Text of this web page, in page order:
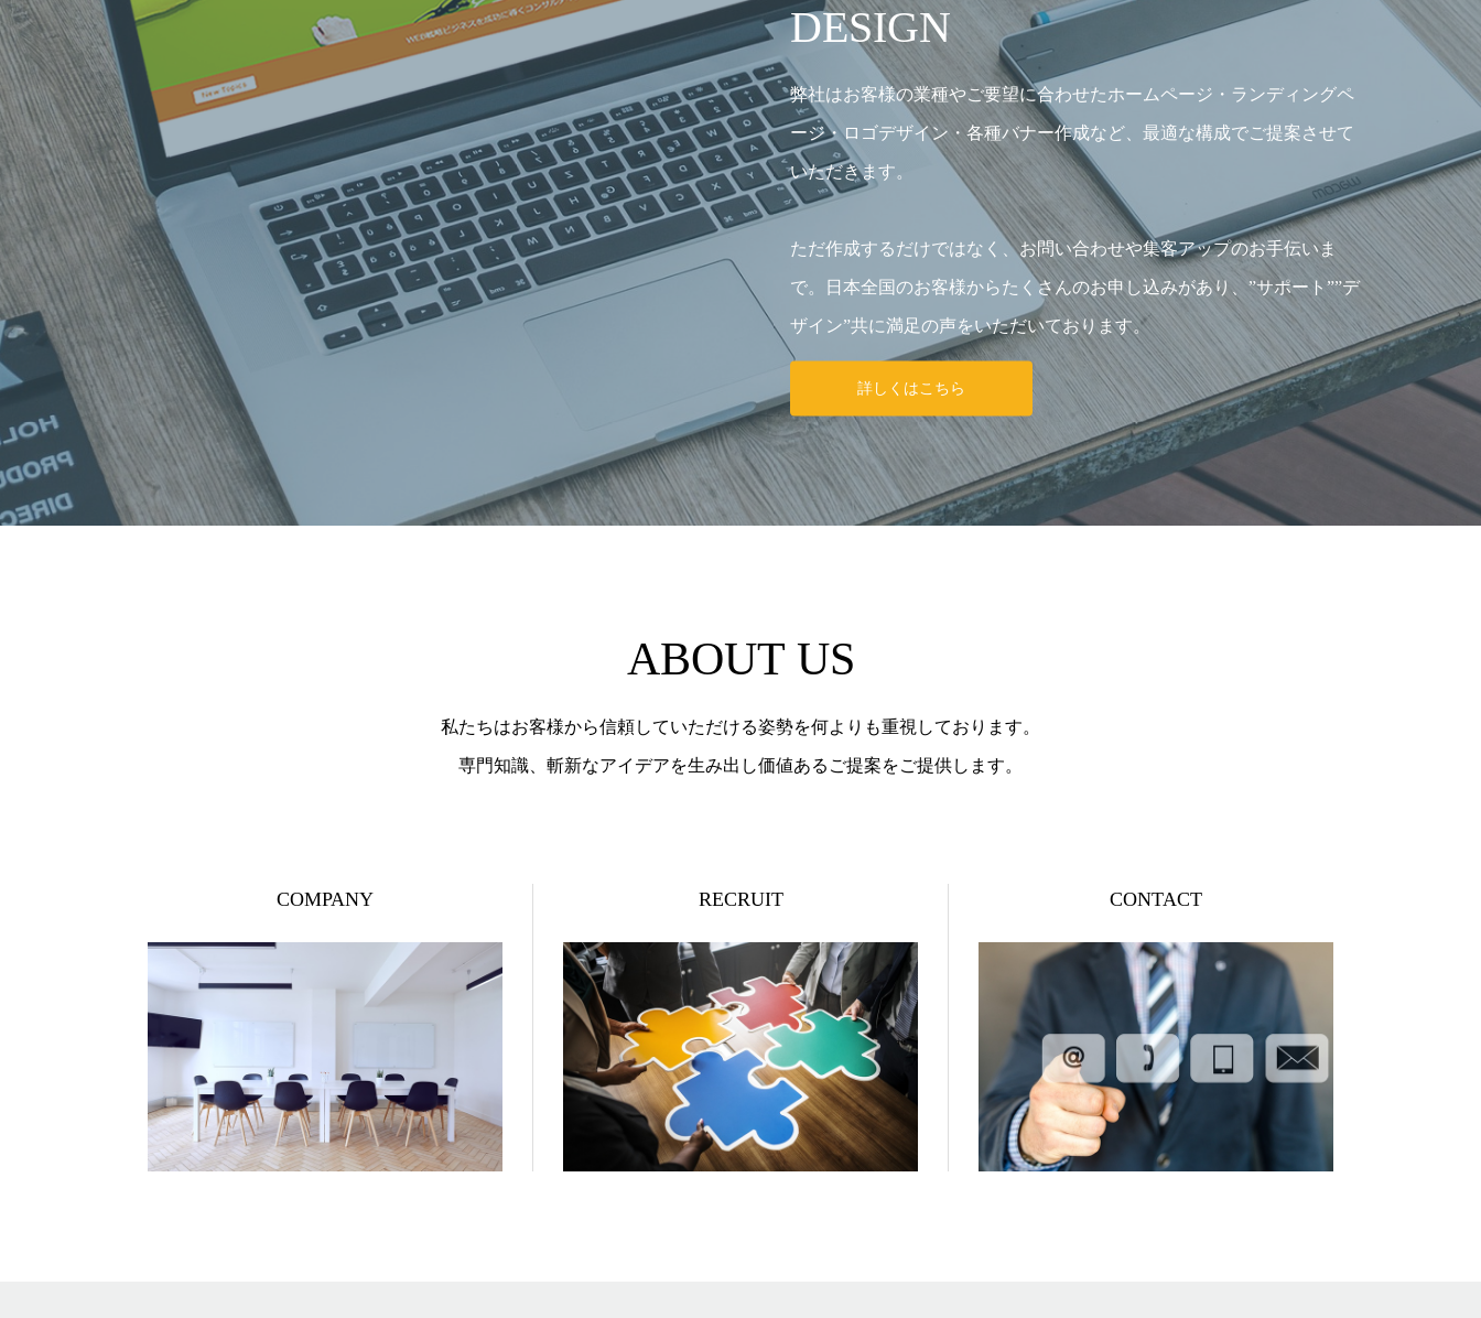
DESIGN
弊社はお客様の業種やご要望に合わせたホームページ・ランディングペ
ージ・ロゴデザイン・各種バナー作成など、最適な構成でご提案させて
いただきます。
ただ作成するだけではなく、お問い合わせや集客アップのお手伝いま
で。日本全国のお客様からたくさんのお申し込みがあり、”サポート””デ
ザイン”共に満足の声をいただいております。
詳しくはこちら
ABOUT US
私たちはお客様から信頼していただける姿勢を何よりも重視しております。
専門知識、斬新なアイデアを生み出し価値あるご提案をご提供します。
COMPANY RECRUIT CONTACT